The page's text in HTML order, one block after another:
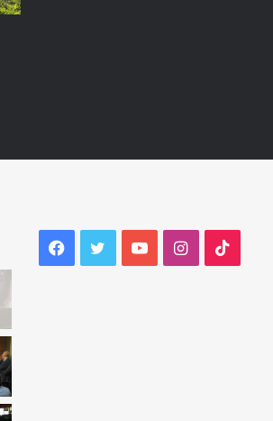
Facebook
TwitterYouTubeInstagram
TikTok